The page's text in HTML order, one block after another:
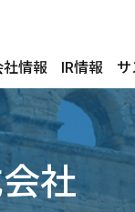
社情報 IR情報
社